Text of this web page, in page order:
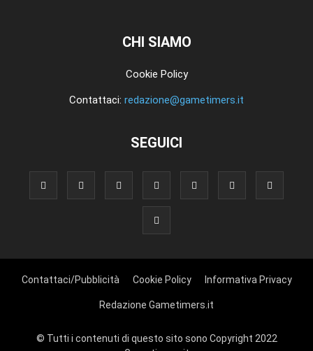
CHI SIAMO
Cookie Policy
Contattaci: redazione@gametimers.it
SEGUICI
Contattaci/Pubblicità Cookie Policy Informativa Privacy
Redazione Gametimers.it
© Tutti i contenuti di questo sito sono Copyright 2022